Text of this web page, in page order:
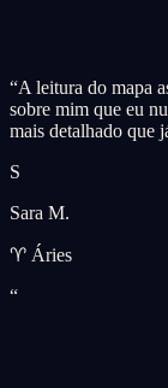
“A leitura do mapa
sobre mim que eu
mais detalhado que
S
Sara M.
♈ Áries
“